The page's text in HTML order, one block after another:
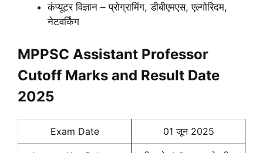
कंप्यूटर विज्ञान – प्रोग्रामिंग, डीबीएमएस, एल्गोरिदम,
नेटवर्किंग
MPPSC Assistant Professor
Cutoff Marks and Result Date
2025
Exam Date 01 जून 2025